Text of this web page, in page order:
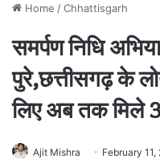
Home /Chhattisgarh
समर्पण निधि
पुरे,छत्तीसगढ़ के
लिए अब तक मिले
Ajit Mishra February 11,